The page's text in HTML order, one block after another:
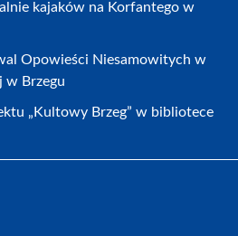
kajaków na Korfantego w
Opowieści Niesamowitych w
w Brzegu
„Kultowy Brzeg” w bibliotece